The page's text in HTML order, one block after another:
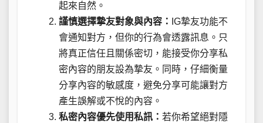
起來自然。
謹慎選擇摯友對象與內容： IG摯友功能不
會通知對方，但你的行為會透露訊息。只
將真正信任且關係密切，能接受你分享私
密內容的朋友設為摯友。同時，仔細衡量
分享內容的敏感度，避免分享可能讓對方
產生誤解或不悅的內容。
私密內容優先使用私訊： 若你希望絕對隱